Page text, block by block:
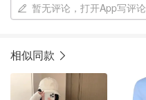
暂无评论，打开App写评论
相似同款